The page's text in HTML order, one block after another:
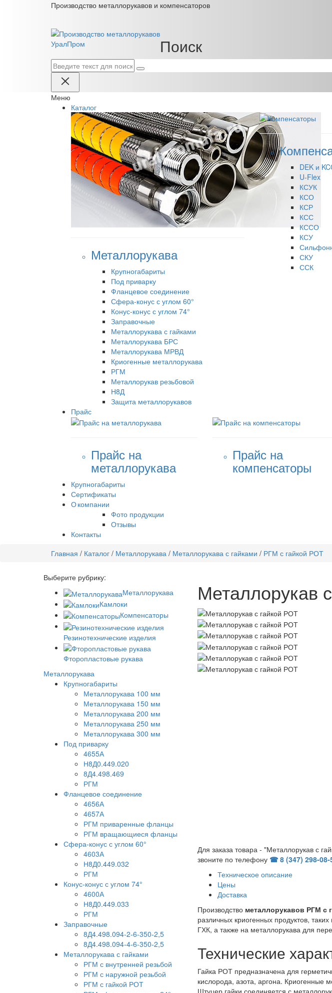
Производство металлорукавов и компенсаторов
УралПром Поиск
Меню
Каталог
Металлорукава
Крупногабариты
Под приварку
Фланцевое соединение
Сфера-конус с углом 60°
Конус-конус с углом 74°
Заправочные
Металлорукава с гайками
Металлорукава БРС
Металлорукава МРВД
Криогенные металлорукава
РГМ
Металлорукав резьбовой
Н8Д
Защита металлорукавов
DEK и
U-Flex
КСУК
КСО
КСР
КСС
КССО
КСУ
СКУ
ССК
Прайс
Прайс на
металлорукава
Прайс на
компенсаторы
Крупногабариты
Сертификаты
О компании
Фото продукции
Отзывы
Контакты
Главная / Каталог / Металлорукава / Металлорукава с гайками / РГМ с гайкой РОТ
Выберите рубрику:
Металлорукава
Камлоки
Компенсаторы
Резинотехнические изделия
Фторопластовые рукава
Металлорукава
Крупногабариты
Металлорукава 100 мм
Металлорукава 150 мм
Металлорукава 200 мм
Металлорукава 250 мм
Металлорукава 300 мм
Под приварку
4655А
Н8Д0.449.020
8Д4.498.469
РГМ
Фланцевое соединение
4656А
4657А
РГМ приваренные фланцы
РГМ вращающиеся фланцы
Сфера-конус с углом 60°
4603А
Н8Д0.449.032
РГМ
Конус-конус с углом 74°
4600А
Н8Д0.449.033
РГМ
Заправочные
8Д4.498.094-2-6-350-2,5
8Д4.498.094-4-6-350-2,5
Металлорукава с гайками
РГМ с внутренней резьбой
РГМ с наружной резьбой
РГМ с гайкой РОТ
Металлорукав
Для заказа товара - "Металлорукав с
звоните по телефону ☎ 8 (347)
Техническое описание
Цены
Доставка
Производство металлорукавов РГМ с
различных криогенных продуктов,
ГХК, а также на металлорукава для
Технические
Гайка РОТ предназначена для
кислорода, азота, аргона. Криогенные